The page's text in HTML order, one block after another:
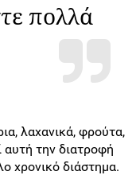
πολλά
λαχανικά, φρούτα,
την διατροφή
χρονικό διάστημα.